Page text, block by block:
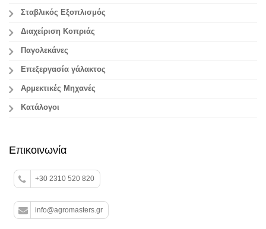
Σταβλικός Εξοπλισμός
Διαχείριση Κοπριάς
Παγολεκάνες
Επεξεργασία γάλακτος
Aρμεκτικές Μηχανές
Κατάλογοι
Επικοινωνία
+30 2310 520 820
info@agromasters.gr